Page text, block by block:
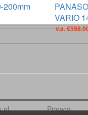
200mm
VARIO
v.a.
Privacy